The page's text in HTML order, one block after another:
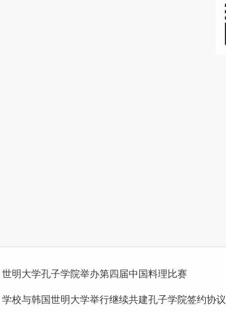
世明大学孔子学院举办第四届中国料理比赛
学校与韩国世明大学举行继续共建孔子学院签约协议